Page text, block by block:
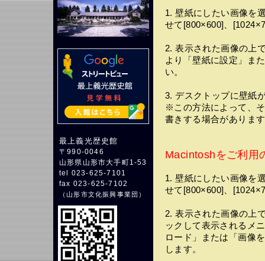
最上義光歴史館
〒990-0046
山形県山形市大手町1-53
tel 023-625-7101
fax 023-625-7102
（山形市文化振興事業団 ）
1. 壁紙にしたい画像を
せて[800×600]、
2. 表示された画像の上
より「壁紙に設定」ま
い。
3. デスクトップに壁紙
※この方法によって、
書きする場合がありま
Macintoshをご利用
1. 壁紙にしたい画像を
せて[800×600]、
2. 表示された画像の上
ックして表示されるメ
ロード」または「画像
します。